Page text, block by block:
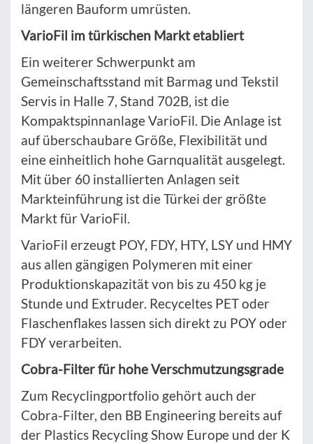
längeren Bauform umrüsten.
VarioFil im türkischen Markt etabliert
Ein weiterer Schwerpunkt am
Gemeinschaftsstand mit Barmag und Tekstil
Servis in Halle 7, Stand 702B, ist die
Kompaktspinnanlage VarioFil. Die Anlage ist
auf überschaubare Größe, Flexibilität und
eine einheitlich hohe Garnqualität ausgelegt.
Mit über 60 installierten Anlagen seit
Markteinführung ist die Türkei der größte
Markt für VarioFil.
VarioFil erzeugt POY, FDY, HTY, LSY und HMY
aus allen gängigen Polymeren mit einer
Produktionskapazität von bis zu 450 kg je
Stunde und Extruder. Recyceltes PET oder
Flaschenflakes lassen sich direkt zu POY oder
FDY verarbeiten.
Cobra-Filter für hohe Verschmutzungsgrade
Zum Recyclingportfolio gehört auch der
Cobra-Filter, den BB Engineering bereits auf
der Plastics Recycling Show Europe und der K